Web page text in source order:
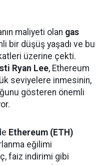
maliyeti olan gas
bir düşüş yaşadı ve bu
üzerine çekti.
Ryan Lee, Ethereum
seviyelere inmesinin,
gösteren önemli
Ethereum (ETH)
eğilimi
faiz indirimi gibi